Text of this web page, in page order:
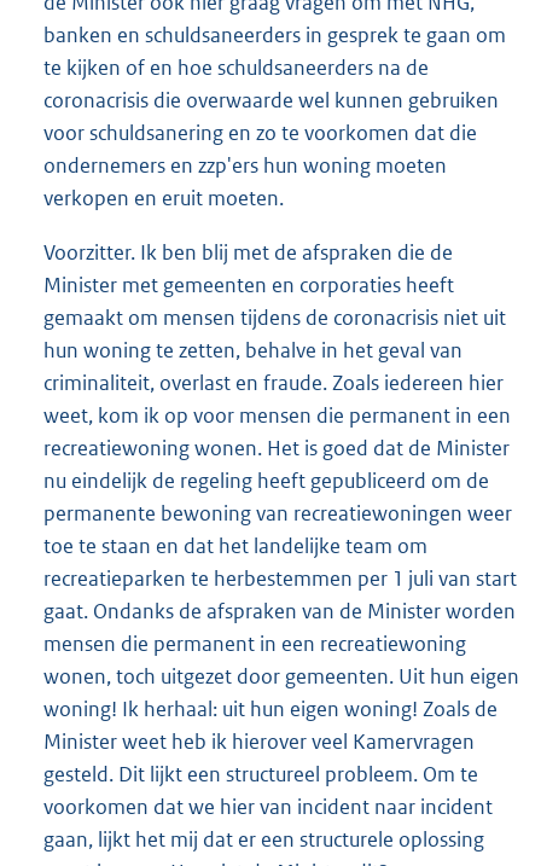
banken en schuldsaneerders in gesprek te gaan om
te kijken of en hoe schuldsaneerders na de
coronacrisis die overwaarde wel kunnen gebruiken
voor schuldsanering en zo te voorkomen dat die
ondernemers en zzp'ers hun woning moeten
verkopen en eruit moeten.
Voorzitter. Ik ben blij met de afspraken die de
Minister met gemeenten en corporaties heeft
gemaakt om mensen tijdens de coronacrisis niet uit
hun woning te zetten, behalve in het geval van
criminaliteit, overlast en fraude. Zoals iedereen hier
weet, kom ik op voor mensen die permanent in een
recreatiewoning wonen. Het is goed dat de Minister
nu eindelijk de regeling heeft gepubliceerd om de
permanente bewoning van recreatiewoningen weer
toe te staan en dat het landelijke team om
recreatieparken te herbestemmen per 1 juli van start
gaat. Ondanks de afspraken van de Minister worden
mensen die permanent in een recreatiewoning
wonen, toch uitgezet door gemeenten. Uit hun eigen
woning! Ik herhaal: uit hun eigen woning! Zoals de
Minister weet heb ik hierover veel Kamervragen
gesteld. Dit lijkt een structureel probleem. Om te
voorkomen dat we hier van incident naar incident
gaan, lijkt het mij dat er een structurele oplossing